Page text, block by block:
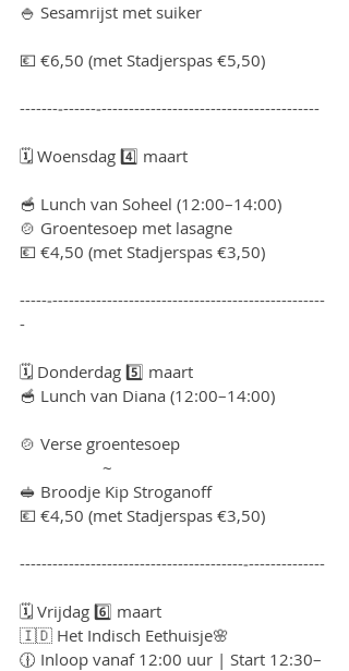
🍚 Sesamrijst met suiker
💶 €6,50 (met Stadjerspas €5,50)
-------‐------‐----------------------------------------
🗓 Woensdag 4️⃣ maart
🥣 Lunch van Soheel (12:00–14:00)
🍲 Groentesoep met lasagne
💶 €4,50 (met Stadjerspas €3,50)
-----‐--------------------------------------------------
-
🗓 Donderdag 5️⃣ maart
🥣 Lunch van Diana (12:00–14:00)
🍲 Verse groentesoep
                   ~
🥪 Broodje Kip Stroganoff
💶 €4,50 (met Stadjerspas €3,50)
-----------------------------------------‐--------------
🗓 Vrijdag 6️⃣ maart
🇮🇩 Het Indisch Eethuisje🌸
🕧 Inloop vanaf 12:00 uur | Start 12:30–